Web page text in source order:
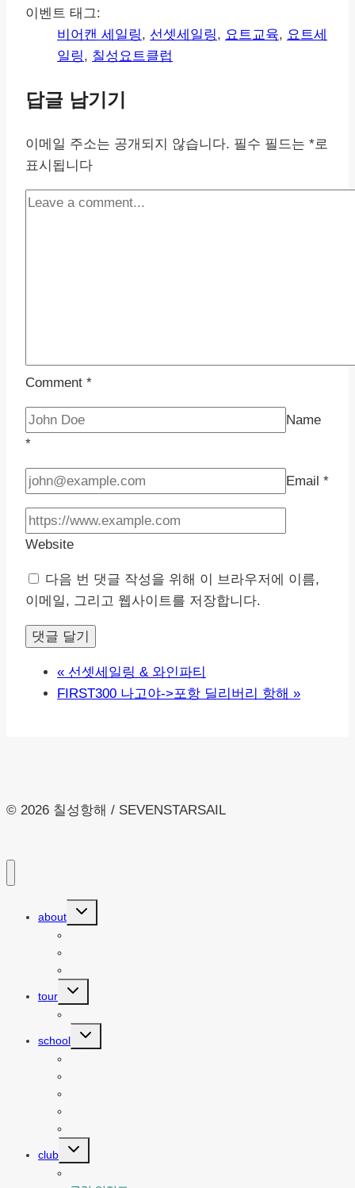
이벤트 태그:
비어캔 세일링, 선셋세일링, 요트교육, 요트세
일링, 칠성요트클럽
답글 남기기
이메일 주소는 공개되지 않습니다. 필수 필드는 *로
표시됩니다
Comment *
Name
*
Email *
Website
다음 번 댓글 작성을 위해 이 브라우저에 이름,
이메일, 그리고 웹사이트를 저장합니다.
« 선셋세일링 & 와인파티
FIRST300 나고야->포항 딜리버리 항해 »
© 2026 칠성항해 / SEVENSTARSAIL
about
Toggle
tour
Toggle
school
Toggle
club
Toggle